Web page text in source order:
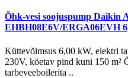
Õhk-vesi soojuspump Daikin
EHBH08E6V/ERGA06EVH
Küttevõimsus 6,00 kW, elektri
230V, köetav pind kuni 150 m²
tarbeveeboilerita ..